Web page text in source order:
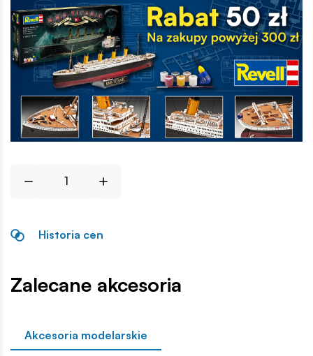
Historia cen
Zalecane akcesoria
Akcesoria modelarskie